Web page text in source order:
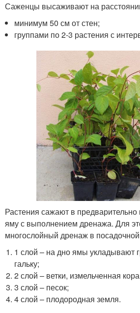
Саженцы высаживают на
минимум 50 см от стен;
группами по 2-3 растения с
Растения сажают в
яму с выполнением дренажа. Для
многослойный дренаж в
1 слой – на дно ямы укладывают
гальку;
2 слой – ветки, измельченная
3 слой – песок;
4 слой – плодородная земля.